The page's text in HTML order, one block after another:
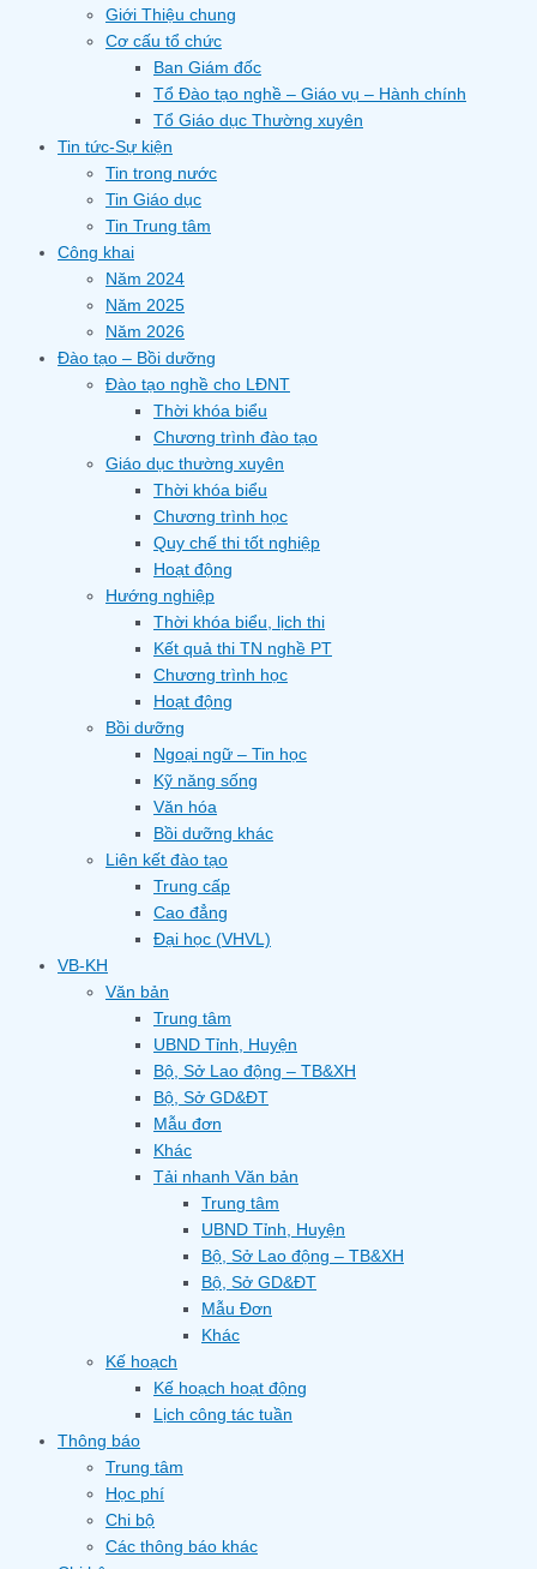
Giới Thiệu chung
Cơ cấu tổ chức
Ban Giám đốc
Tổ Đào tạo nghề – Giáo vụ – Hành chính
Tổ Giáo dục Thường xuyên
Tin tức-Sự kiện
Tin trong nước
Tin Giáo dục
Tin Trung tâm
Công khai
Năm 2024
Năm 2025
Năm 2026
Đào tạo – Bồi dưỡng
Đào tạo nghề cho LĐNT
Thời khóa biểu
Chương trình đào tạo
Giáo dục thường xuyên
Thời khóa biểu
Chương trình học
Quy chế thi tốt nghiệp
Hoạt động
Hướng nghiệp
Thời khóa biểu, lịch thi
Kết quả thi TN nghề PT
Chương trình học
Hoạt động
Bồi dưỡng
Ngoại ngữ – Tin học
Kỹ năng sống
Văn hóa
Bồi dưỡng khác
Liên kết đào tạo
Trung cấp
Cao đẳng
Đại học (VHVL)
VB-KH
Văn bản
Trung tâm
UBND Tỉnh, Huyện
Bộ, Sở Lao động – TB&XH
Bộ, Sở GD&ĐT
Mẫu đơn
Khác
Tải nhanh Văn bản
Trung tâm
UBND Tỉnh, Huyện
Bộ, Sở Lao động – TB&XH
Bộ, Sở GD&ĐT
Mẫu Đơn
Khác
Kế hoạch
Kế hoạch hoạt động
Lịch công tác tuần
Thông báo
Trung tâm
Học phí
Chi bộ
Các thông báo khác